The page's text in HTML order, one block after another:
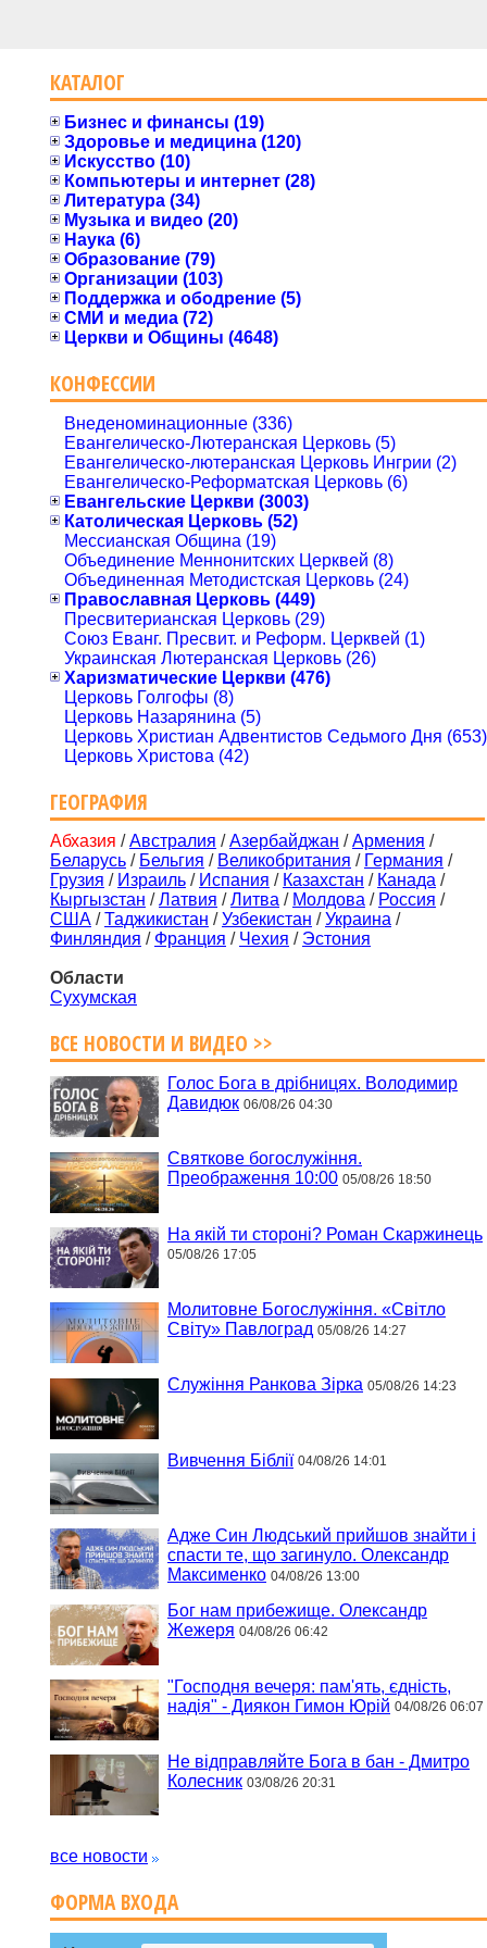
КАТАЛОГ
Бизнес и финансы (19)
Здоровье и медицина (120)
Искусство (10)
Компьютеры и интернет (28)
Литература (34)
Музыка и видео (20)
Наука (6)
Образование (79)
Организации (103)
Поддержка и ободрение (5)
СМИ и медиа (72)
Церкви и Общины (4648)
КОНФЕССИИ
Внеденоминационные (336)
Евангелическо-Лютеранская Церковь (5)
Евангелическо-лютеранская Церковь Ингрии (2)
Евангелическо-Реформатская Церковь (6)
Евангельские Церкви (3003)
Католическая Церковь (52)
Мессианская Община (19)
Объединение Меннонитских Церквей (8)
Объединенная Методистская Церковь (24)
Православная Церковь (449)
Пресвитерианская Церковь (29)
Союз Еванг. Пресвит. и Реформ. Церквей (1)
Украинская Лютеранская Церковь (26)
Харизматические Церкви (476)
Церковь Голгофы (8)
Церковь Назарянина (5)
Церковь Христиан Адвентистов Седьмого Дня (653)
Церковь Христова (42)
ГЕОГРАФИЯ
Абхазия /Австралия /Азербайджан /Армения /
Беларусь / Бельгия / Великобритания / Германия /
Грузия / Израиль / Испания / Казахстан / Канада /
Кыргызстан /Латвия /Литва / Молдова / Россия /
США /Таджикистан /Узбекистан /Украина /
Финляндия / Франция / Чехия / Эстония
Области
Сухумская
ВСЕ НОВОСТИ И ВИДЕО >>
Голос Бога в дрібницях. Володимир
Давидюк 06/08/26 04:30
Святкове богослужіння.
Преображення 10:00 05/08/26 18:50
На якій ти стороні? Роман Скаржинець
05/08/26 17:05
Молитовне Богослужіння. «Світло
Світу» Павлоград 05/08/26 14:27
Служіння Ранкова Зірка 05/08/26 14:23
Вивчення Біблії 04/08/26 14:01
Адже Син Людський прийшов знайти і
спасти те, що загинуло. Олександр
Максименко 04/08/26 13:00
Бог нам прибежище. Олександр
Жежеря 04/08/26 06:42
"Господня вечеря: пам'ять, єдність,
надія" - Диякон Гимон Юрій 04/08/26 06:07
Не відправляйте Бога в бан - Дмитро
Колесник 03/08/26 20:31
все новости
ФОРМА ВХОДА